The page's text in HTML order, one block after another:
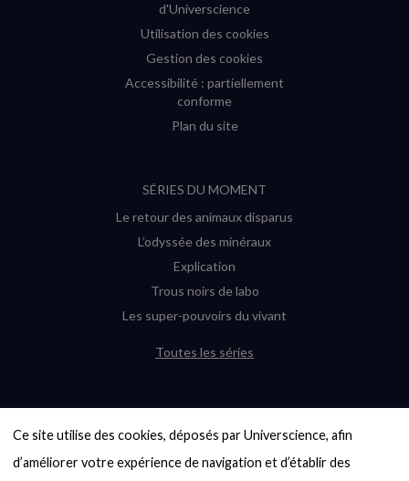
Ce site utilise des cookies, déposés par Universcience, afin
d’améliorer votre expérience de navigation et d’établir des
d'Universcience
Utilisation des cookies
Gestion des cookies
Accessibilité : partiellement
conforme
Plan du site
SÉRIES DU MOMENT
Le retour des animaux disparus
L’odyssée des minéraux
Explication
Trous noirs de labo
Les super-pouvoirs du vivant
Toutes les séries
6000 exoplanètes, et pas de « Terre »
en vue ?